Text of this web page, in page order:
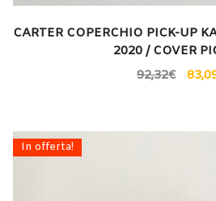
CARTER COPERCHIO PICK-UP
2020 / COVER
92,32€
In offerta!